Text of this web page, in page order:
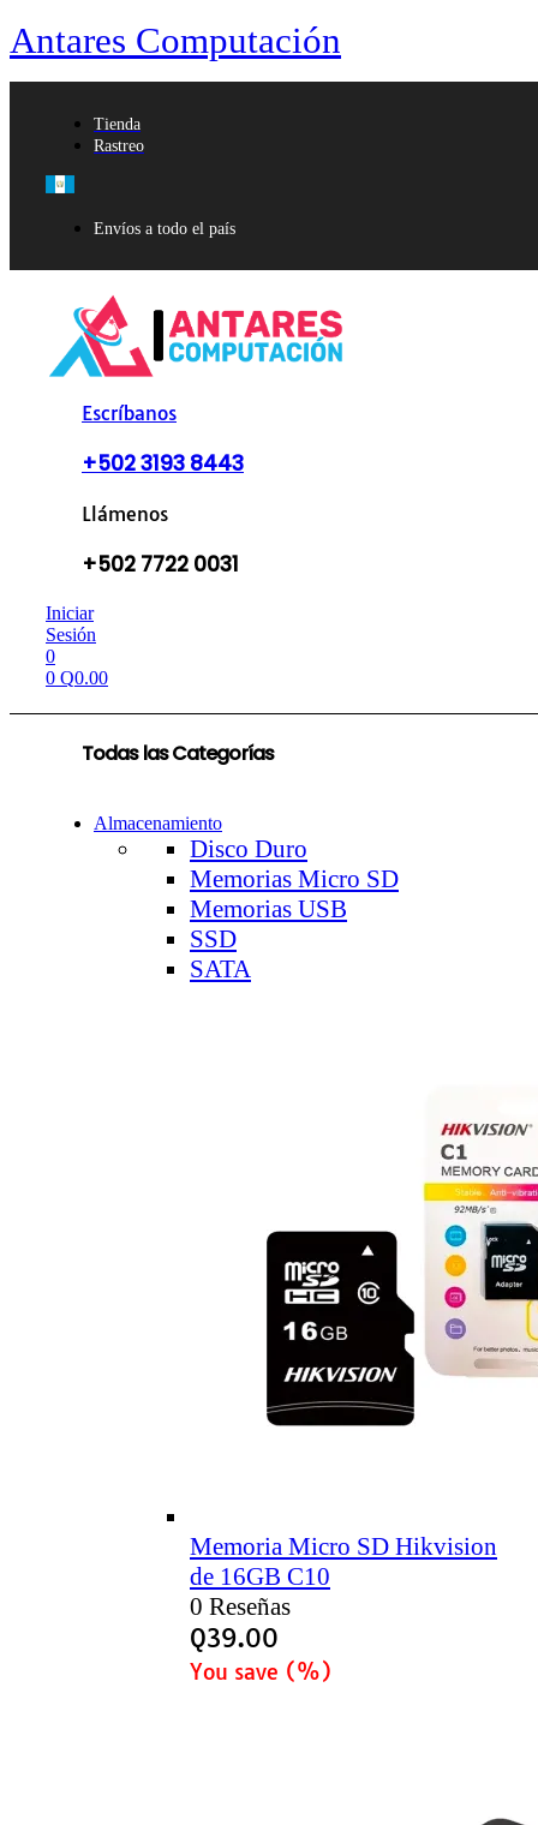
Antares Computación
Tienda
Rastreo
Envíos a todo el país
Escríbanos
+502 3193 8443
Llámenos
+502 7722 0031
Iniciar
Sesión
0
0 Q0.00
Todas las Categorías
Almacenamiento
Disco Duro
Memorias Micro SD
Memorias USB
SSD
SATA
Memoria Micro SD Hikvision
de 16GB C10
0 Reseñas
Q39.00
You save (%)